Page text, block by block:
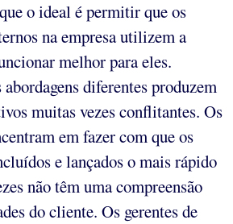
o ideal é permitir que os
na empresa utilizem a
melhor para eles.
diferentes produzem
muitas vezes conflitantes. Os
em fazer com que os
e lançados o mais rápido
não têm uma compreensão
do cliente. Os gerentes de